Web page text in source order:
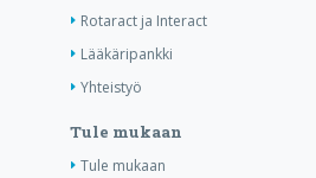
Rotaract ja Interact
Lääkäripankki
Yhteistyö
Tule mukaan
Tule mukaan